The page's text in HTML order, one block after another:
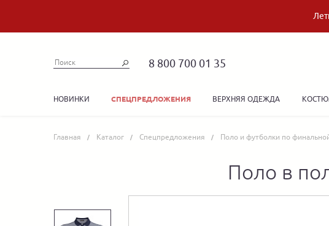
8 800 700 01 35
НОВИНКИ СПЕЦПРЕДЛОЖЕНИЯ ВЕРХНЯЯ ОДЕЖДА
Главная Каталог Спецпредложения Поло и футболки по
Поло в